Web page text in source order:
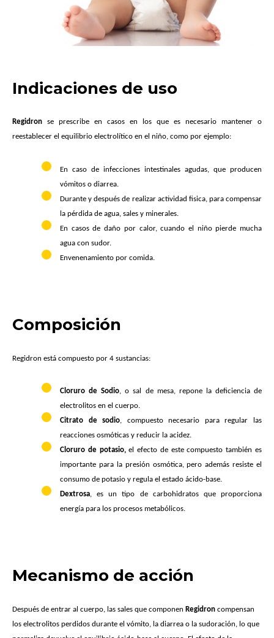
Indicaciones de uso
Regidron se prescribe en casos en los que es necesario mantener o
reestablecer el equilibrio electrolítico en el niño, como por ejemplo:
En caso de infecciones intestinales agudas, que producen
vómitos o diarrea.
Durante y después de realizar actividad fisica, para compensar
la pérdida de agua, sales y minerales.
En casos de daño por calor, cuando el niño pierde mucha
agua con sudor.
Envenenamiento por comida.
Composición
Regidron está compuesto por 4 sustancias:
Cloruro de Sodio, o sal de mesa, repone la deficiencia de
electrolitos en el cuerpo.
Citrato de sodio, compuesto necesario para regular las
reacciones osmóticas y reducir la acidez.
Cloruro de potasio,el efecto de este compuesto también es
importante para la presión osmótica, pero además resiste el
consumo de potasio y regula el estado ácido-base.
Dextrosa, es un tipo de carbohidratos que proporciona
energía para los procesos metabólicos.
Mecanismo de acción
Después de entrar al cuerpo, las sales que componen Regidron compensan
los electrolitos perdidos durante el vómito, la diarrea o la sudoración, lo que